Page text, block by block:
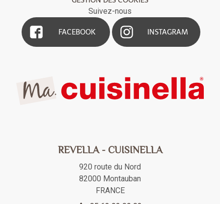
Suivez-nous
FACEBOOK INSTAGRAM
REVELLA - CUISINELLA
920 route du Nord
82000 Montauban
FRANCE